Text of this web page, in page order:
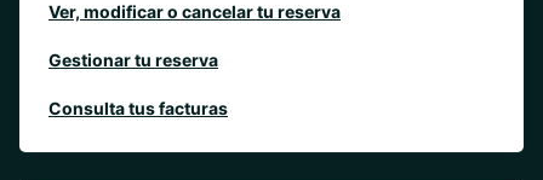
Ver, modificar o cancelar tu reserva
Gestionar tu reserva
Consulta tus facturas